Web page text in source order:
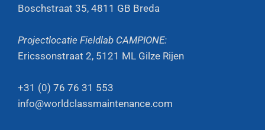
Boschstraat 35, 4811 GB Breda
Projectlocatie Fieldlab CAMPIONE:
Ericssonstraat 2, 5121 ML Gilze Rijen
+31 (0) 76 76 31 553
info@worldclassmaintenance.com